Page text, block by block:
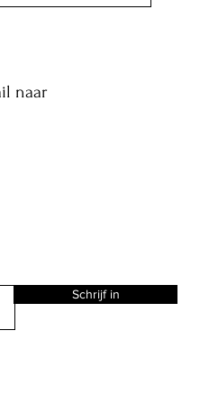
naar
Schrijf in